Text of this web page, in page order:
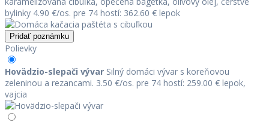
bylinky 4.90 €/os. pre 74 hostí: 362.60 € lepok
Pridať poznámku
Polievky
Hovädzio-slepači vývar Silný domáci vývar s koreňovou
zeleninou a rezancami. 3.50 €/os. pre 74 hostí: 259.00 € lepok,
vajcia